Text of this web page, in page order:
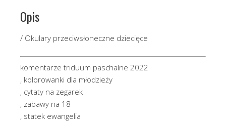
Opis
/ Okulary przeciwsłoneczne dziecięce
komentarze triduum paschalne 2022
, kolorowanki dla młodzieży
, cytaty na zegarek
, zabawy na 18
, statek ewangelia